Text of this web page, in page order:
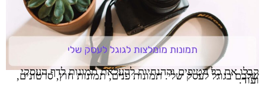
קבלו את כל הטיפים וההנחיות להעלאת תמונות לדף העסקי
שלכם בגוגל לעסק שלי. תמונות פנים, תמונות חוץ, סרטונים,
ועוד.